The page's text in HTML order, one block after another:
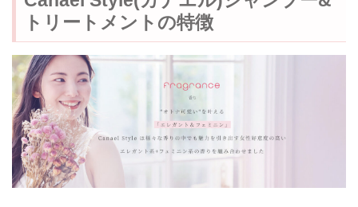
トリートメントの特徴